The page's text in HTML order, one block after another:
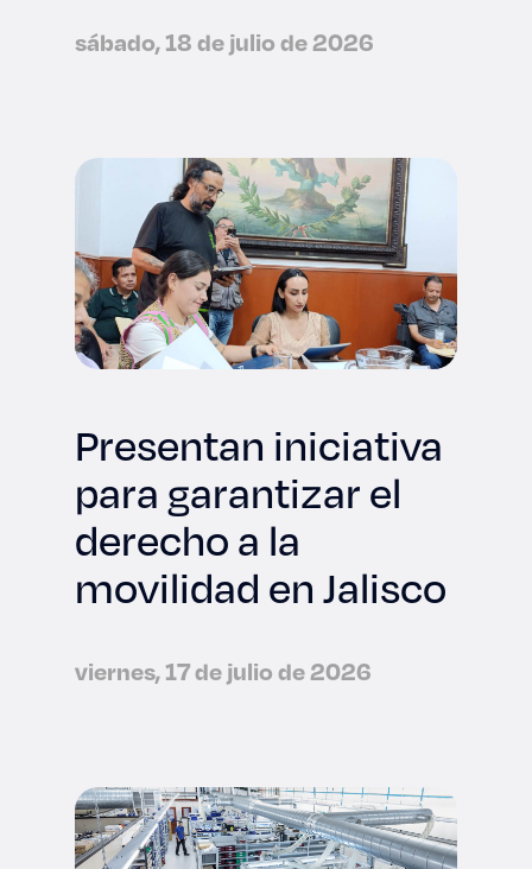
sábado, 18 de julio de 2026
Presentan iniciativa
para garantizar el
derecho a la
movilidad en Jalisco
viernes, 17 de julio de 2026